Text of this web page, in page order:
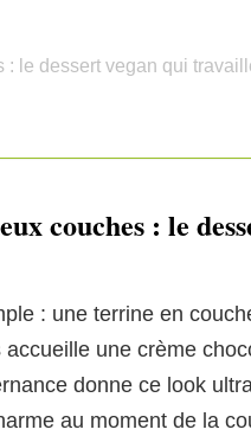
le dessert vegan qui
couches : le
: une terrine en
une crème
donne ce look
au moment de la